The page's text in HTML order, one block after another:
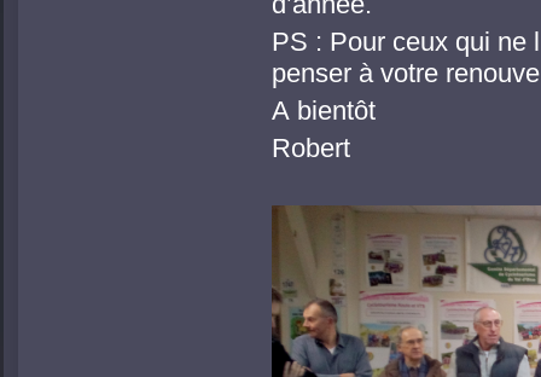
PS : Pour ceux qui ne
penser à votre
A bientôt
Robert